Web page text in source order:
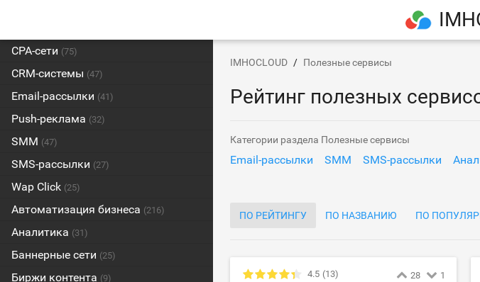
CPA-сети (75)
CRM-системы (47)
Email-рассылки (41)
Push-реклама (32)
SMM (47)
SMS-рассылки (27)
Wap Click (25)
Автоматизация бизнеса (216)
Аналитика (31)
Баннерные сети (25)
Биржи контента (9)
IMHOCLOUD Полезные сервисы
Рейтинг полезных
Категории раздела Полезные сервисы
Email-рассылки SMM SMS-рассылки
ПО РЕЙТИНГУ ПО НАЗВАНИЮ ПО
4.5 (13) 28 1